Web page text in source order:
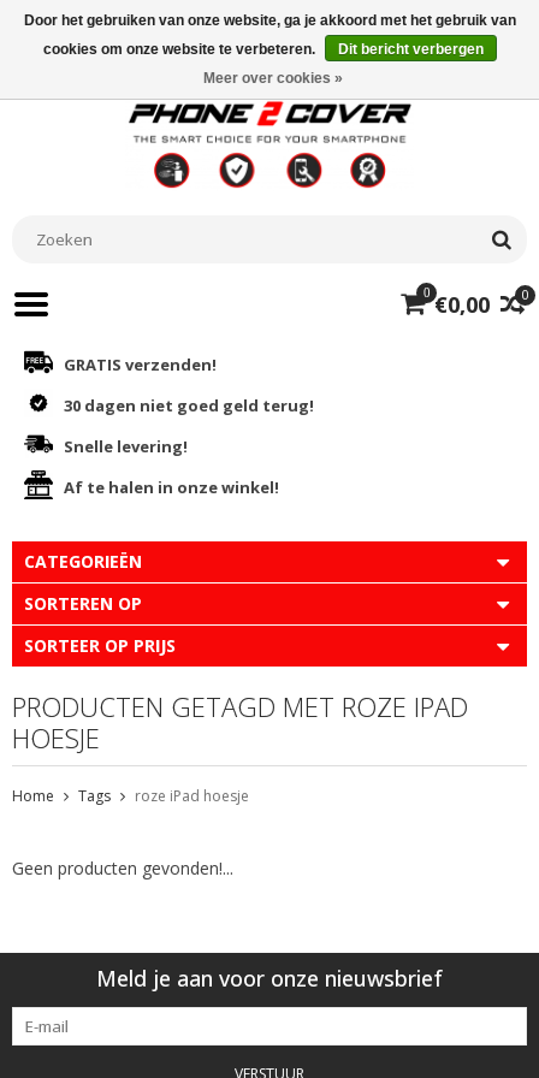
0
0 €0,00
GRATIS verzenden!
30 dagen niet goed geld terug!
Snelle levering!
Af te halen in onze winkel!
CATEGORIEËN
SORTEREN OP
SORTEER OP PRIJS
PRODUCTEN GETAGD MET ROZE IPAD
HOESJE
Home Tags roze iPad hoesje
Geen producten gevonden!...
Meld je aan voor onze nieuwsbrief
VERSTUUR
Door het gebruiken van onze website, ga je akkoord met het gebruik van
cookies om onze website te verbeteren.
Dit bericht verbergen
Meer over cookies »